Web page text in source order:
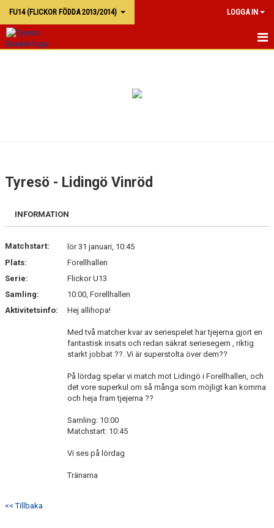
FU14 (FLICKOR FÖDDA 2013/2014) LOGGA IN
Tyresö - Lidingö Vinröd
INFORMATION
Matchstart:
lör 31 januari, 10:45
Plats:
Forellhallen
Serie:
Flickor U13
Samling:
10:00, Forellhallen
Aktivitetsinfo:
Hej allihopa!
Med två matcher kvar av seriespelet har tjejerna gjort en
fantastisk insats och redan säkrat seriesegern , riktig
starkt jobbat ??. Vi är superstolta över dem??
På lördag spelar vi match mot Lidingö i Forellhallen, och
det vore superkul om så många som möjligt kan komma
och heja fram tjejerna ??
Samling: 10:00
Matchstart: 10:45
Vi ses på lördag
Tränarna
<< Tillbaka